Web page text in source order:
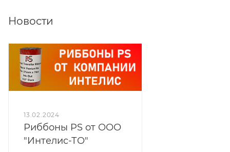
Новости
13.02.2024
Риббоны PS от ООО
"Интелис-ТО"